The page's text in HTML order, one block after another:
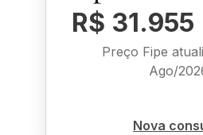
R$ 31.955
Preço Fipe
Ago/
Nova